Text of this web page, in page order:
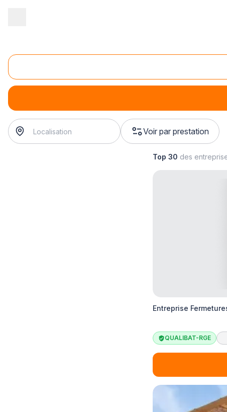
Installation de porte de garage aluminium
installation de porte de garage aluminium
Voir par prestation
Top 30 des
Entreprise
QUALIBAT-RGE